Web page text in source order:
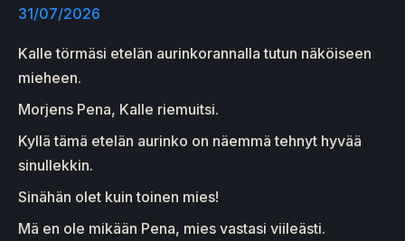
31/07/2026
Kalle törmäsi etelän aurinkorannalla tutun näköiseen
mieheen.
Morjens Pena, Kalle riemuitsi.
Kyllä tämä etelän aurinko on näemmä tehnyt hyvää
sinullekkin.
Sinähän olet kuin toinen mies!
Mä en ole mikään Pena, mies vastasi viileästi.